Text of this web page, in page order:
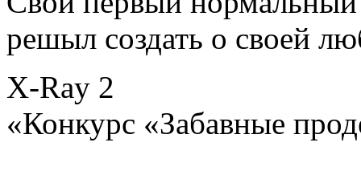
решыл создать о своей
Х-Ray 2
«Конкурс «Забавные